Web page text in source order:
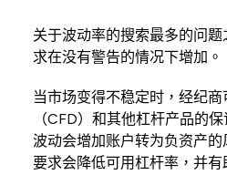
关于波动率的搜索最多的问
求在没有警告的情况下增加。
当市场变得不稳定时，经纪
（CFD）和其他杠杆产品的
波动会增加账户转为负资产
要求会降低可用杠杆率，并